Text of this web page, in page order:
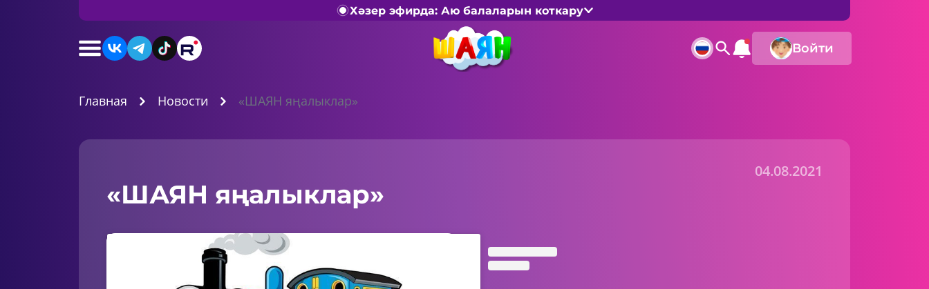
Хәзер эфирда: Аю балаларын коткару
Войти
Главная Новости «ШАЯН яңалыклар»
04.08.2021
«ШАЯН яңалыклар»